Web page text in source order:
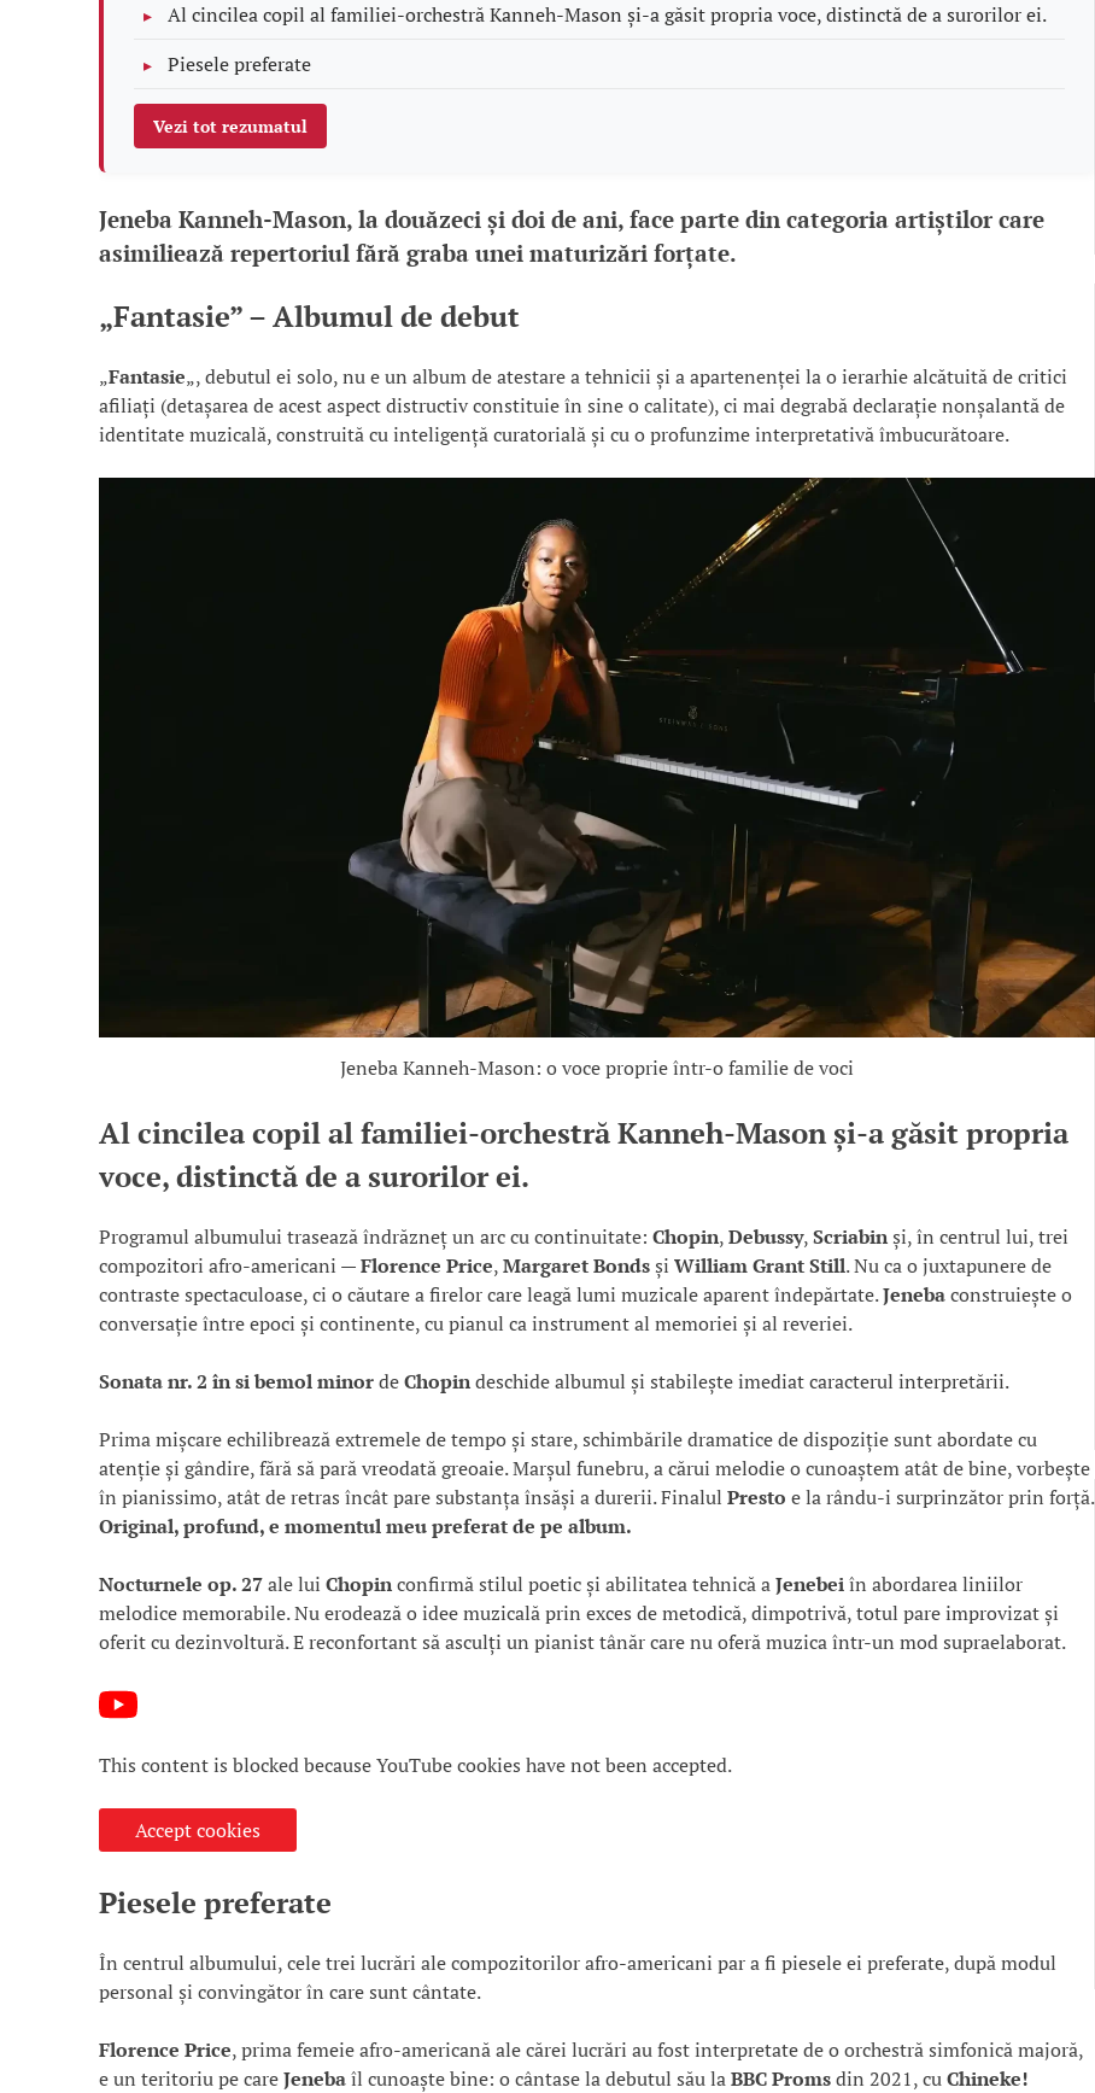
Al cincilea copil al familiei-orchestră Kanneh-Mason și-a găsit propria voce, distinctă de a surorilor ei.
Piesele preferate
Vezi tot rezumatul
Jeneba Kanneh-Mason, la douăzeci și doi de ani, face parte din categoria artiștilor care
asimiliează repertoriul fără graba unei maturizări forțate.
„Fantasie” – Albumul de debut
„Fantasie„, debutul ei solo, nu e un album de atestare a tehnicii și a apartenenței la o ierarhie alcătuită de critici
afiliați (detașarea de acest aspect distructiv constituie în sine o calitate), ci mai degrabă declarație nonșalantă de
identitate muzicală, construită cu inteligență curatorială și cu o profunzime interpretativă îmbucurătoare.
Jeneba Kanneh-Mason: o voce proprie într-o familie de voci
Al cincilea copil al familiei-orchestră Kanneh-Mason și-a găsit propria
voce, distinctă de a surorilor ei.
Programul albumului trasează îndrăzneț un arc cu continuitate: Chopin,Debussy,Scriabinși, în centrul lui, trei
compozitori afro-americani —Florence Price,Margaret Bondsși William Grant Still. Nu ca o juxtapunere de
contraste spectaculoase, ci o căutare a firelor care leagă lumi muzicale aparent îndepărtate.Jenebaconstruiește o
conversație între epoci și continente, cu pianul ca instrument al memoriei și al reveriei.
Sonata nr. 2 în si bemol minordeChopindeschide albumul și stabilește imediat caracterul interpretării.
Prima mișcare echilibrează extremele de tempo și stare, schimbările dramatice de dispoziție sunt abordate cu
atenție și gândire, fără să pară vreodată greoaie. Marșul funebru, a cărui melodie o cunoaștem atât de bine, vorbește
în pianissimo, atât de retras încât pare substanța însăși a durerii. Finalul Presto e la rându-i surprinzător prin forță.
Original, profund, e momentul meu preferat de pe album.
Nocturnele op. 27ale lui Chopinconfirmă stilul poetic și abilitatea tehnică aJenebeiîn abordarea liniilor
melodice memorabile. Nu erodează o idee muzicală prin exces de metodică, dimpotrivă, totul pare improvizat și
oferit cu dezinvoltură. E reconfortant să asculți un pianist tânăr care nu oferă muzica într-un mod supraelaborat.
This content is blocked because YouTube cookies have not been accepted.
Accept cookies
Piesele preferate
În centrul albumului, cele trei lucrări ale compozitorilor afro-americani par a fi piesele ei preferate, după modul
personal și convingător în care sunt cântate.
Florence Price, prima femeie afro-americană ale cărei lucrări au fost interpretate de o orchestră simfonică majoră,
e un teritoriu pe careJenebaîl cunoaște bine: o cântase la debutul său laBBC Promsdin 2021, cuChineke!